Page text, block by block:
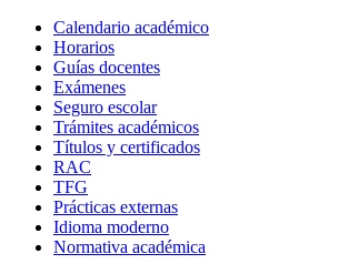
Calendario académico
Horarios
Guías docentes
Exámenes
Seguro escolar
Trámites académicos
Títulos y certificados
RAC
TFG
Prácticas externas
Idioma moderno
Normativa académica